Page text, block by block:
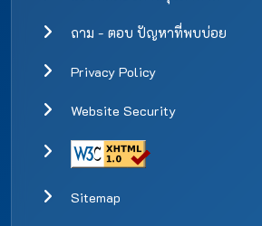
ถาม - ตอบ ปัญหาที่พบบ่อย
Privacy Policy
Website Security
Sitemap